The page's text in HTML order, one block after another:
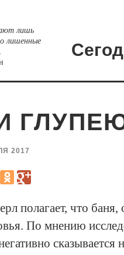
лишь
лишенные
2017
полагает, что баня,
По мнению
сказывается